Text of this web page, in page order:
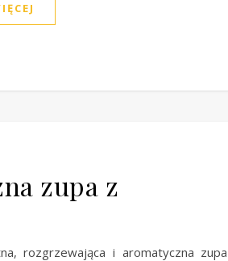
zupa z
rozgrzewająca i aromatyczna